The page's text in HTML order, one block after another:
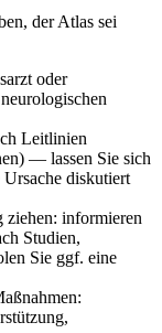
der Atlas sei
oder
Leitlinien
— lassen Sie sich
diskutiert
ziehen: informieren
Studien,
Sie ggf. eine